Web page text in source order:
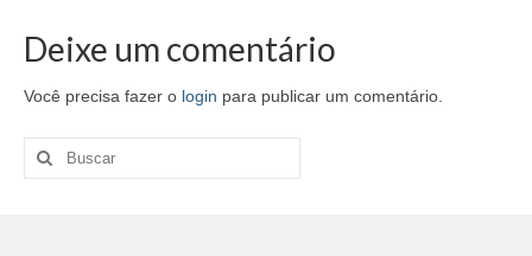
Deixe um comentário
Você precisa fazer o login para publicar um comentário.
Buscar
por: